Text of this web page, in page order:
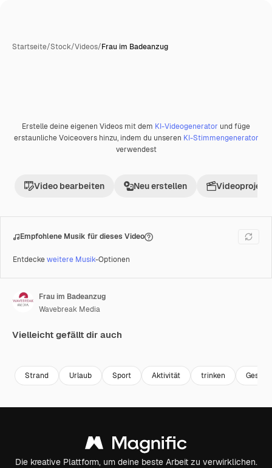
Startseite/Stock/Videos/Frau im Badeanzug
Premium
Erstelle deine eigenen Videos mit dem KI-Videogenerator und füge
erstaunliche Voiceovers hinzu, indem du unseren KI-Stimmengenerator
verwendest
Video bearbeiten Neu erstellen Videoprojekt
Empfohlene Musik für dieses Video
Entdeckeweitere Musik-Optionen
Frau im Badeanzug
Wavebreak Media
Vielleicht gefällt dir auch
Strand Urlaub Sport Aktivität trinken
Die kreative Plattform, um deine beste Arbeit zu verwirklichen.